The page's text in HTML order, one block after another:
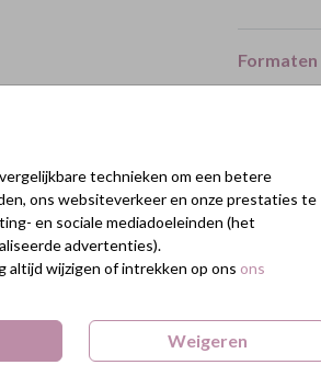
technieken om een betere
ons websiteverkeer en onze prestaties te
en sociale mediadoeleinden (het
advertenties).
altijd wijzigen of intrekken op ons ons
Weigeren
Formaten
Terug naar boven